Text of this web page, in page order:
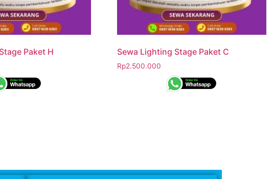
Paket H Sewa Lighting Stage Paket C
Rp2.500.000